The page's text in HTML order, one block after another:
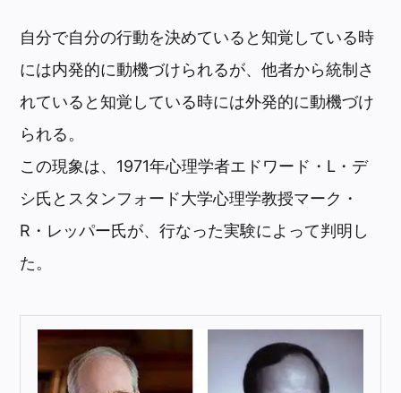
自分で自分の行動を決めていると知覚している時
には内発的に動機づけられるが、他者から統制さ
れていると知覚している時には外発的に動機づけ
られる。
この現象は、1971年心理学者エドワード・L・デ
シ氏とスタンフォード大学心理学教授マーク・
R・レッパー氏が、行なった実験によって判明し
た。